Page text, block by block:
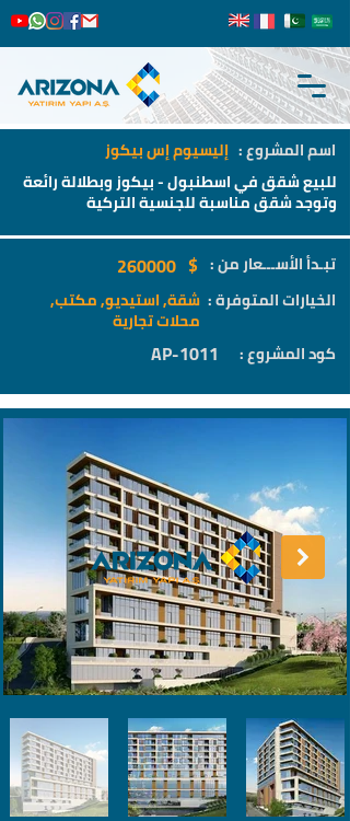
اسم المشروع :
للبيع شقق في اسطنبول - بيكوز وبطلالة رائعة
وتوجد شقق مناسبة للجنسية التركية
إليسيوم إس بيكوز
تبـدأ الأســـعار من : 260000
الخيارات المتوفرة : شقة, استيديو, مكتب,
محلات تجارية
كود المشروع :
AP-1011
$